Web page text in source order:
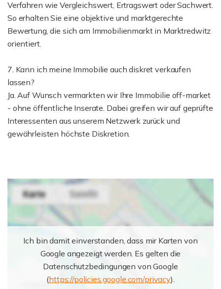
Verfahren wie Vergleichswert, Ertragswert oder Sachwert.
So erhalten Sie eine objektive und marktgerechte
Bewertung, die sich am Immobilienmarkt in Marktredwitz
orientiert.
7. Kann ich meine Immobilie auch diskret verkaufen
lassen?
Ja. Auf Wunsch vermarkten wir Ihre Immobilie off-market
- ohne öffentliche Inserate. Dabei greifen wir auf geprüfte
Interessenten aus unserem Netzwerk zurück und
gewährleisten höchste Diskretion.
Ich bin damit einverstanden, dass mir Karten von
Google angezeigt werden. Es gelten die
Datenschutzbedingungen von Google
(https://policies.google.com/privacy).